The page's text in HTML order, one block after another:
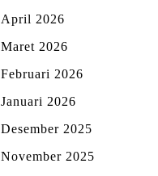
April 2026
Maret 2026
Februari 2026
Januari 2026
Desember 2025
November 2025